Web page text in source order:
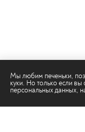
Мы любим печеньки,
куки. Но только если вы
персональных данных,